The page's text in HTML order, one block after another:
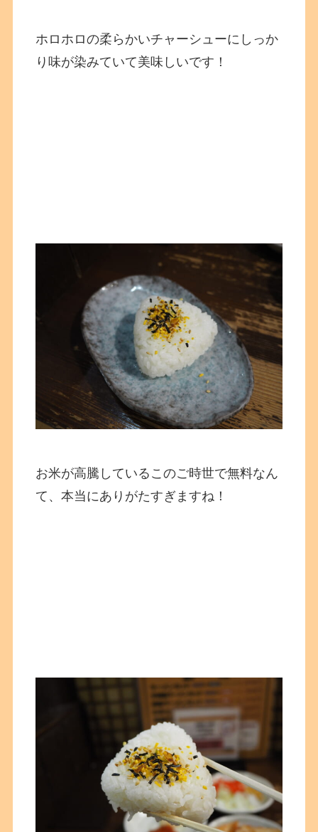
ホロホロの柔らかいチャーシューにしっか
り味が染みていて美味しいです！
お米が高騰しているこのご時世で無料なん
て、本当にありがたすぎますね！